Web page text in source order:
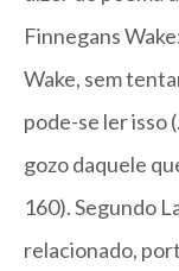
Finnegans
Wake, sem
pode-se ler isso
gozo daquele
160). Segundo
relacionado,